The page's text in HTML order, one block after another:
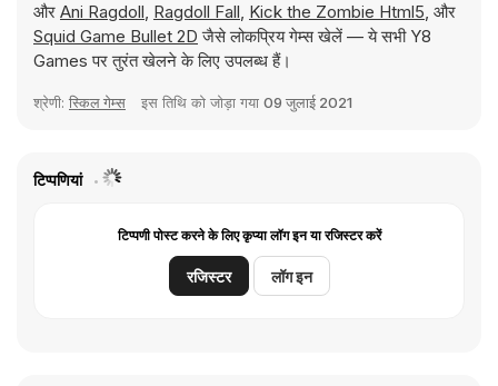
और Ani Ragdoll, Ragdoll Fall, Kick the Zombie Html5, और
Squid Game Bullet 2D जैसे लोकप्रिय गेम्स खेलें — ये सभी Y8
Games पर तुरंत खेलने के लिए उपलब्ध हैं।
श्रेणी: स्किल गेम्स इस तिथि को जोड़ा गया 09 जुलाई 2021
टिप्पणियां
टिप्पणी पोस्ट करने के लिए कृप्या लॉग इन या रजिस्टर करें
रजिस्टर लॉग इन